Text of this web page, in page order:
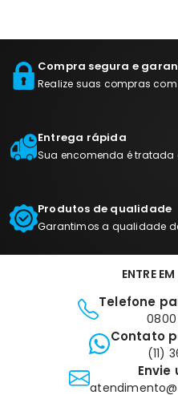
Compra segura e
Realize suas compras
Entrega rápida
Sua encomenda é tratada
Produtos de qualidade
Garantimos a qualidade
ENTRE
Telefone
Contato
(11)